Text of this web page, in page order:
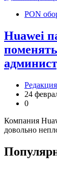
PON
Huawei
24
0
Компания
довольно